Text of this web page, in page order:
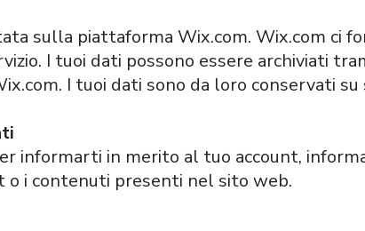
sulla piattaforma Wix.com. Wix.com ci
I tuoi dati possono essere archiviati
I tuoi dati sono da loro conservati
informarti in merito al tuo account,
o i contenuti presenti nel sito web.